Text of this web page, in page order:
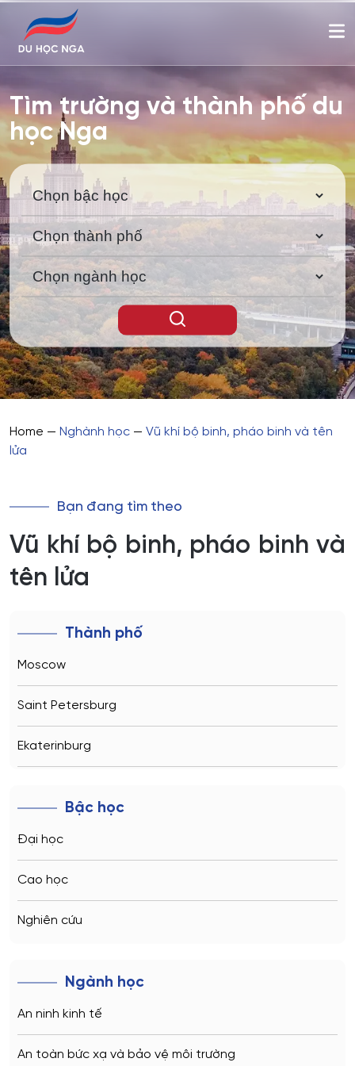
Tìm trường và thành phố du
học Nga
Home — Nghành học — Vũ khí bộ binh, pháo binh và tên
lửa
Bạn đang tìm theo
Vũ khí bộ binh, pháo binh và
tên lửa
Thành phố
Moscow
Saint Petersburg
Ekaterinburg
Kaliningrad
Bậc học
Đại học
Cao học
Nghiên cứu
Ngành học
An ninh kinh tế
An toàn bức xạ và bảo vệ môi trường